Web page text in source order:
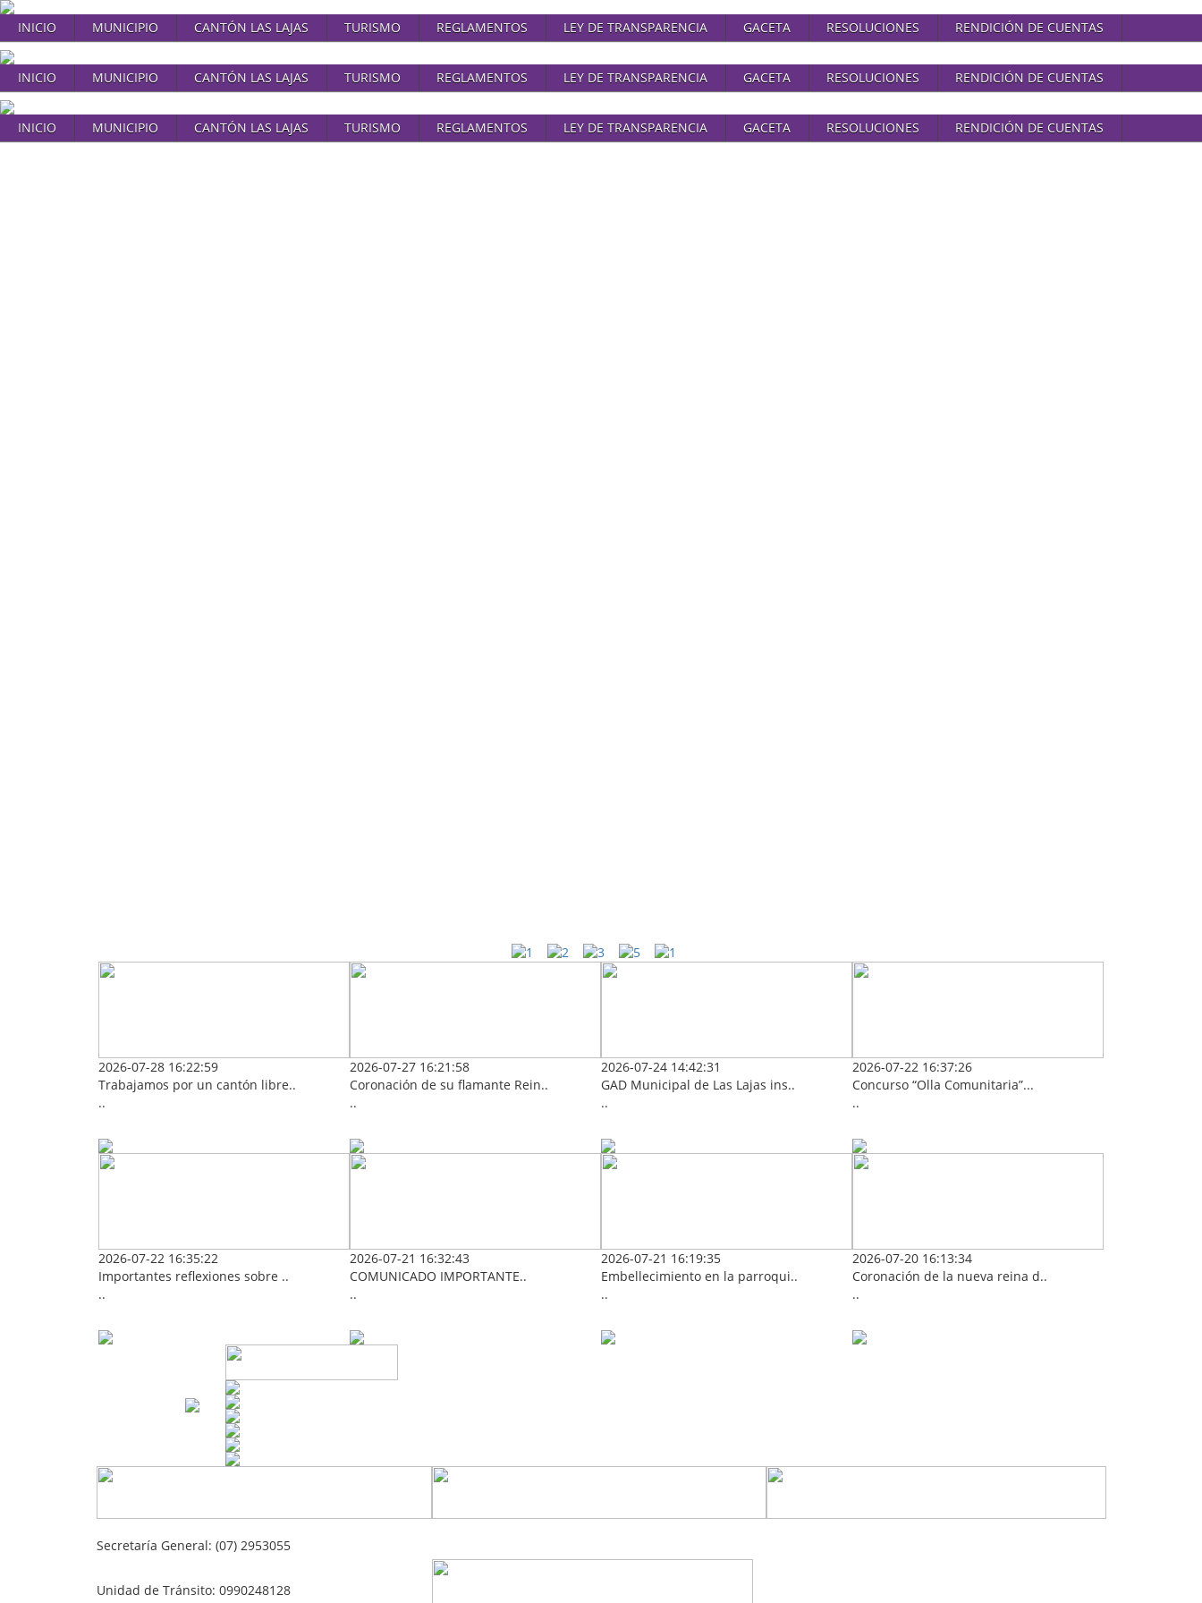
INICIO MUNICIPIO CANTÓN LAS LAJAS TURISMO REGLAMENTOS LEY DE TRANSPARENCIA GACETA RESOLUCIONES RENDICIÓN DE CUENTAS
2026-07-28 16:22:59
Trabajamos por un cantón libre..
..
2026-07-27 16:21:58
Coronación de su flamante Rein..
..
2026-07-24 14:42:31
GAD Municipal de Las Lajas ins..
..
2026-07-22 16:37:26
Concurso “Olla Comunitaria”...
..
2026-07-22 16:35:22
Importantes reflexiones sobre ..
..
2026-07-21 16:32:43
COMUNICADO IMPORTANTE..
..
2026-07-21 16:19:35
Embellecimiento en la parroqui..
..
2026-07-20 16:13:34
Coronación de la nueva reina d..
..
Secretaría General: (07) 2953055
Unidad de Tránsito: 0990248128